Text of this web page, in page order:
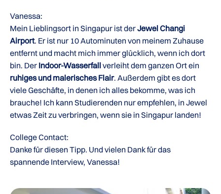
Vanessa:
Mein Lieblingsort in Singapur ist derJewel Changi
Airport. Er ist nur 10 Autominuten von meinem Zuhause
entfernt und macht mich immer glücklich, wenn ich dort
bin. Der Indoor-Wasserfallverleiht dem ganzen Ort ein
ruhiges und malerisches Flair. Außerdem gibt es dort
viele Geschäfte, in denen ich alles bekomme, was ich
brauche! Ich kann Studierenden nur empfehlen, in Jewel
etwas Zeit zu verbringen, wenn sie in Singapur landen!
College Contact:
Danke für diesen Tipp. Und vielen Dank für das
spannende Interview, Vanessa!